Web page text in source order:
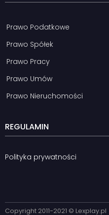
Prawo Podatkowe
Prawo Spółek
Prawo Pracy
Prawo Umów
Prawo Nieruchomości
REGULAMIN
Polityka prywatności
Copyright 2011-2021 © Lexplay.pl​